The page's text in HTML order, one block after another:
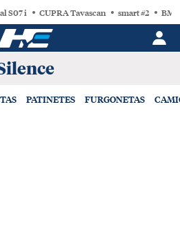
S07 i CUPRA Tavascan smart #2
PATINETES FURGONETAS